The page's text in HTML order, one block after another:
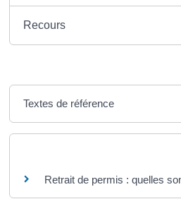
Recours
Textes de référence
Retrait de permis : quelles